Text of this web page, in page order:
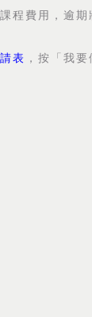
程費用，逾
表 ，按「我